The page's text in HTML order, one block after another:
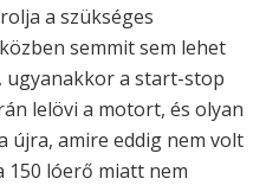
a szükséges
semmit sem lehet
ugyanakkor a start-stop
lelövi a motort, és olyan
újra, amire eddig nem volt
150 lóerő miatt nem